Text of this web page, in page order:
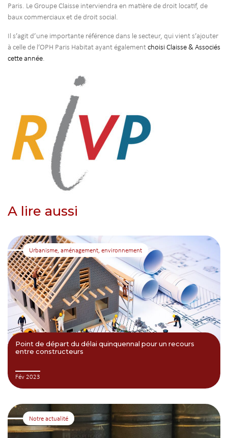
Paris. Le Groupe Claisse interviendra en matière de droit locatif, de
baux commerciaux et de droit social.
Il s’agit d’une importante référence dans le secteur, qui vient s’ajouter
à celle de l’OPH Paris Habitat ayant égalementchoisi Claisse & Associés
cette année.
A lire aussi
Urbanisme, aménagement, environnement
Point de départ du délai quinquennal pour un recours
entre constructeurs
Fév 2023
Notre actualité